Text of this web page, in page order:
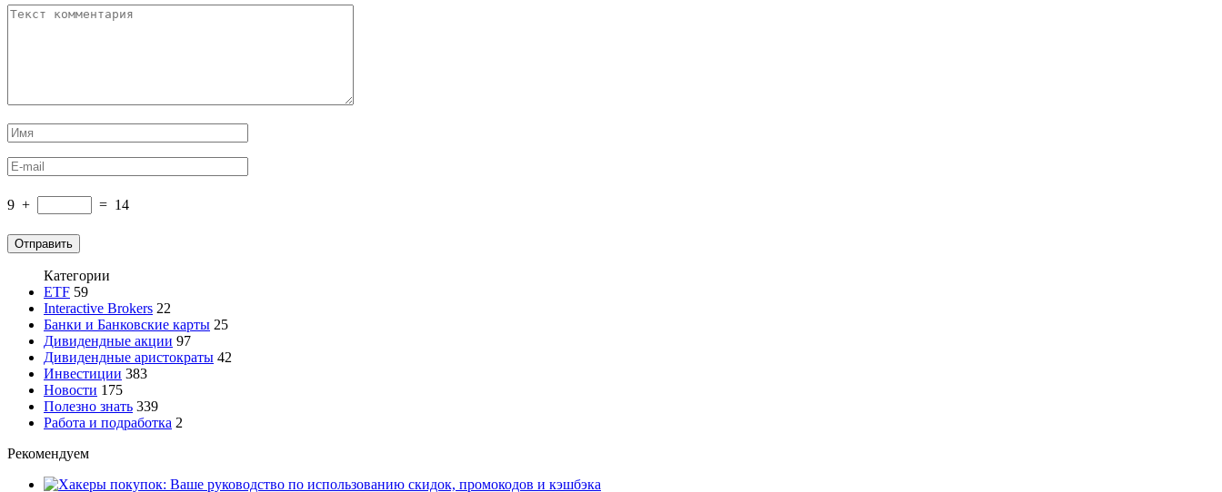
9 + = 14
Категории
ETF 59
Interactive Brokers 22
Банки и Банковские карты 25
Дивидендные акции 97
Дивидендные аристократы 42
Инвестиции 383
Новости 175
Полезно знать 339
Работа и подработка 2
Рекомендуем